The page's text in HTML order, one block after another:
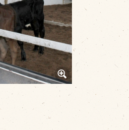
ルビ串
ンバーグ
にんにく
西ソース
フト